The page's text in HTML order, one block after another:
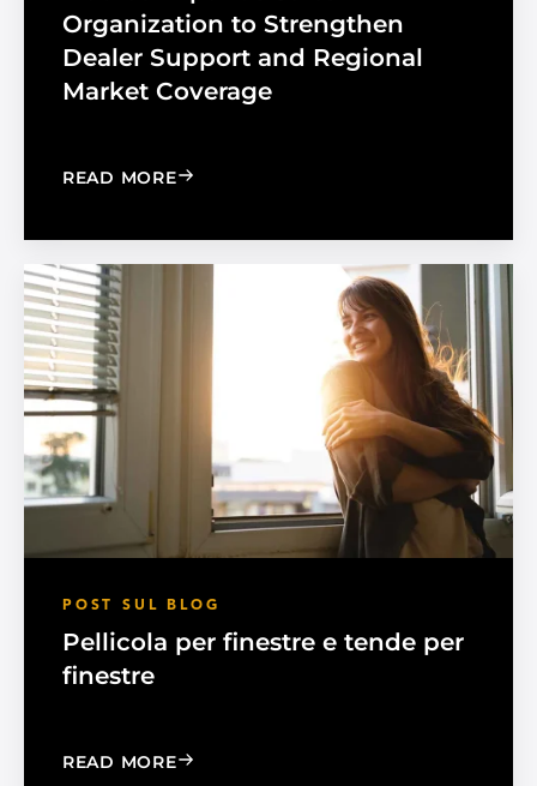
Organization to Strengthen
Dealer Support and Regional
Market Coverage
READ MORE: MADICO EXPANDS SALES
POST SUL BLOG
Pellicola per finestre e tende per
finestre
READ MORE: WINDOW FILM VS. WINDOW